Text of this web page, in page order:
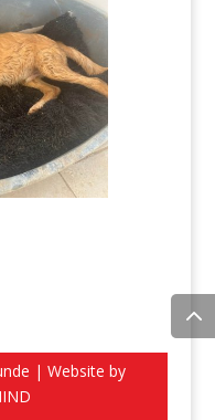
| Website by